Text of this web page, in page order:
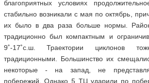
благоприятных условиях
стабильно возникали с мая по октябрь,
их было в два раза больше нормы.
традиционно был компактным и
9˚-17˚с.ш. Траектории циклонов
традиционными. Большинство их
некоторые - на запад, не
побережий. Однако 5 ТЦ ударили по